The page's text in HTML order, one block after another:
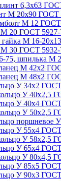
6,3х63
М 20х90 ГОСТ
М 12 ГОСТ
М 20 ГОСТ 5927-
М 16-
М 30 ГОСТ 5932-
шпилька М
М 42х2
М 48х2
У 34х2 ГОСТ
У 40х2,5
У 40х4 ГОСТ
У 50х2,5
поршневое
У 55х4 ГОСТ
У 58х2,5
У 65х4 ГОСТ
У 80х4,5
У 85х5 ГОСТ
У 90х3 ГОСТ